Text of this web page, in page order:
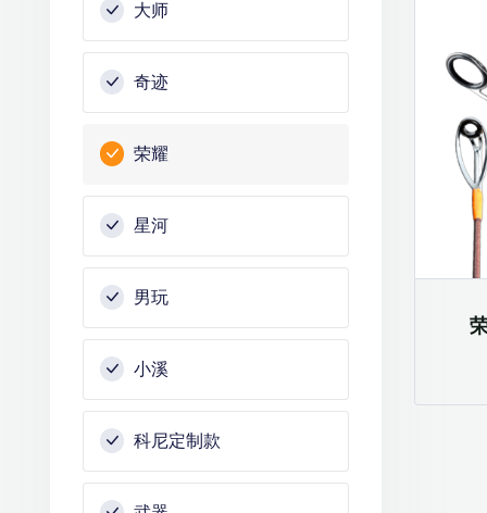
大师
奇迹
荣耀
星河
男玩
小溪
科尼定制款